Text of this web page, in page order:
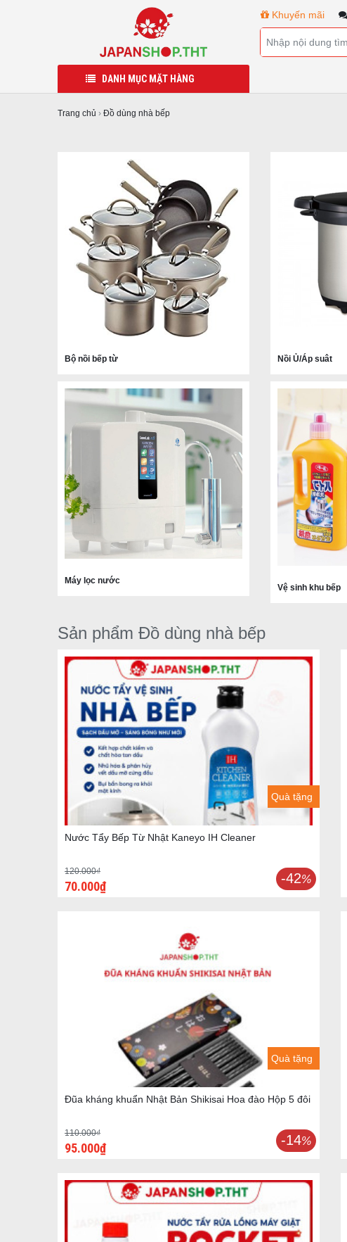
Khuyến mãi
DANH MỤC MẶT HÀNG
Trang chủ › Đồ dùng nhà bếp
Bộ nồi bếp từ Nồi Ủ/Áp suât
Máy lọc nước
Vệ sinh khu bếp
Sản phẩm Đồ dùng nhà bếp
Quà tặng
Nước Tẩy Bếp Từ Nhật Kaneyo IH Cleaner
120.000₫
70.000₫
-42%
Quà tặng
Đũa kháng khuẩn Nhật Bản Shikisai Hoa đào Hộp 5 đôi
110.000₫
95.000₫
-14%